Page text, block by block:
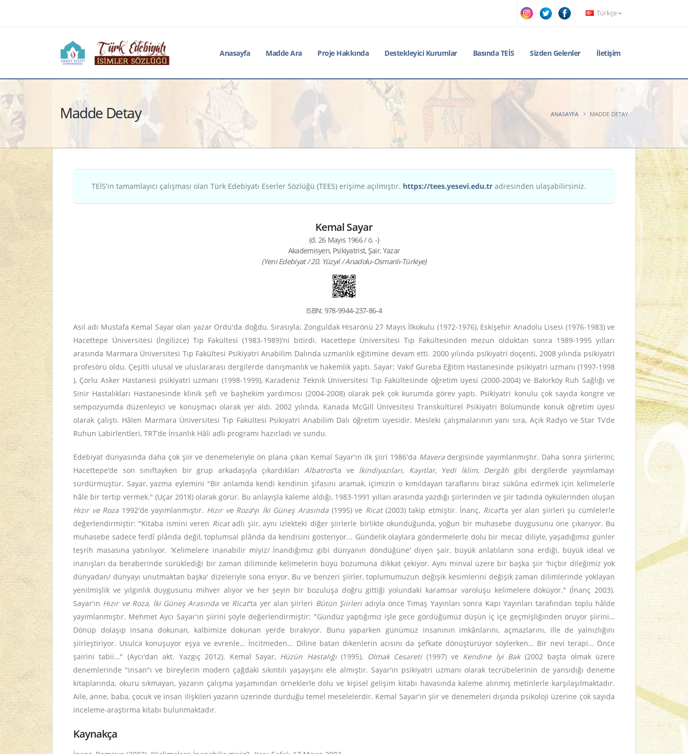
Türkçe
Anasayfa Madde Ara Proje Hakkında Destekleyici Kurumlar Basında TEİS Sizden Gelenler İletişim
Madde Detay ANASAYFA MADDE DETAY
TEİS'in tamamlayıcı çalışması olan Türk Edebiyatı Eserler Sözlüğü (TEES) erişime açılmıştır. https://tees.yesevi.edu.tr adresinden ulaşabilirsiniz.
Kemal Sayar
(d. 26 Mayıs 1966 / ö. -)
Akademisyen, Psikiyatrist, Şair, Yazar
(Yeni Edebiyat / 20. Yüzyıl / Anadolu-Osmanlı-Türkiye)
ISBN: 978-9944-237-86-4
Asıl adı Mustafa Kemal Sayar olan yazar Ordu'da doğdu. Sırasıyla; Zonguldak Hisarönü 27 Mayıs İlkokulu (1972-1976), Eskişehir Anadolu Lisesi (1976-1983) ve
Hacettepe Üniversitesi (İngilizce) Tıp Fakültesi (1983-1989)'ni bitirdi. Hacettepe Üniversitesi Tıp Fakültesinden mezun olduktan sonra 1989-1995 yılları
arasında Marmara Üniversitesi Tıp Fakültesi Psikiyatri Anabilim Dalında uzmanlık eğitimine devam etti. 2000 yılında psikiyatri doçenti, 2008 yılında psikiyatri
profesörü oldu. Çeşitli ulusal ve uluslararası dergilerde danışmanlık ve hakemlik yaptı. Sayar; Vakıf Gureba Eğitim Hastanesinde psikiyatri uzmanı (1997-1998
), Çorlu Asker Hastanesi psikiyatri uzmanı (1998-1999), Karadeniz Teknik Üniversitesi Tıp Fakültesinde öğretim üyesi (2000-2004) ve Bakırköy Ruh Sağlığı ve
Sinir Hastalıkları Hastanesinde klinik şefi ve başhekim yardımcısı (2004-2008) olarak pek çok kurumda görev yaptı. Psikiyatri konulu çok sayıda kongre ve
sempozyumda düzenleyici ve konuşmacı olarak yer aldı. 2002 yılında, Kanada McGill Ünivesitesi Transkültürel Psikiyatri Bölümünde konuk öğretim üyesi
olarak çalıştı. Hâlen Marmara Üniversitesi Tıp Fakültesi Psikiyatri Anabilim Dalı öğretim üyesidir. Mesleki çalışmalarının yanı sıra, Açık Radyo ve Star Tv’de
Ruhun Labirlentleri, TRT’de İnsanlık Hâli adlı programı hazırladı ve sundu.
Edebiyat dünyasında daha çok şiir ve denemeleriyle ön plana çıkan Kemal Sayar'ın ilk şiiri 1986'da Maveradergisinde yayımlanmıştır. Daha sonra şiirlerini;
Hacettepe’de son sınıftayken bir grup arkadaşıyla çıkardıkları Albatros'ta ve İkindiyazıları, Kayıtlar, Yedi İklim, Dergâh gibi dergilerde yayımlamayı
sürdürmüştür. Sayar, yazma eylemini "Bir anlamda kendi kendinin şifasını aramak, içimizin o kımıldayan taraflarını biraz sükûna edirmek için kelimelerle
hâle bir tertip vermek." (Uçar 2018) olarak görür. Bu anlayışla kaleme aldığı, 1983-1991 yılları arasında yazdığı şiirlerinden ve şiir tadında öykülerinden oluşan
Hızır ve Roza 1992'de yayımlanmıştır. Hızır ve Roza'yı İki Güneş Arasında (1995) ve Ricat(2003) takip etmiştir. İnanç, Ricat'ta yer alan şiirleri şu cümlelerle
değerlendirmiştir: "Kitaba ismini veren Ricatadlı şiir, aynı izlekteki diğer şiirlerle birlikte okunduğunda, yoğun bir muhasebe duygusunu öne çıkarıyor. Bu
muhasebe sadece ferdî plânda değil, toplumsal plânda da kendisini gösteriyor... Gündelik olaylara göndermelerle dolu bir mecaz diliyle, yaşadığımız günler
teşrih masasına yatırılıyor. 'Kelimelere inanabilir miyiz/ İnandığımız gibi dünyanın döndüğüne' diyen şair, büyük anlatıların sona erdiği, büyük ideal ve
inanışları da beraberinde sürüklediği bir zaman diliminde kelimelerin büyü bozumuna dikkat çekiyor. Aynı minval üzere bir başka şiir 'hiçbir dileğimiz yok
dünyadan/ dünyayı unutmaktan başka' dizeleriyle sona eriyor. Bu ve benzeri şiirler, toplumumuzun değişik kesimlerini değişik zaman dilimlerinde yoklayan
yenilmişlik ve yılgınlık duygusunu mihver alıyor ve her şeyin bir bozuluşa doğru gittiği yolundaki karamsar varoluşu kelimelere döküyor." (İnanç 2003).
Sayar'ın Hızır ve Roza, İki Güneş Arasında ve Ricat'ta yer alan şiirleri Bütün Şiirleri adıyla önce Timaş Yayınları sonra Kapı Yayınları tarafından toplu hâlde
yayımlanmıştır. Mehmet Aycı Sayar'ın şiirini şöyle değerlendirmiştir: "Gündüz yaptığımız işle gece gördüğümüz düşün iç içe geçmişliğinden örüyor şiirini…
Dönüp dolaşıp insana dokunan, kalbimize dokunan yerde bırakıyor. Bunu yaparken günümüz insanının imkânlarını, açmazlarını, ille de yalnızlığını
şiirleştiriyor. Usulca konuşuyor eşya ve evrenle… İncitmeden… Diline batan dikenlerin acısını da şefkate dönüştürüyor söylerken… Bir nevi terapi… Önce
şairini tabii…" (Aycı'dan akt. Yazgıç 2012). Kemal Sayar, Hüzün Hastalığı(1995), Olmak Cesareti(1997) ve Kendine İyi Bak(2002 başta olmak üzere
denemlerinde "insan"ı ve bireylerin modern çağdaki sıkıntılı yaşayışını ele almıştır. Sayar'ın psikiyatri uzmanı olarak tecrübelerinin de yansıdığı deneme
kitaplarında, okuru sıkmayan, yazarın çalışma yaşamından örneklerle dolu ve kişisel gelişim kitabı havasında kaleme alınmış metinlerle karşılaşılmaktadır.
Aile, anne, baba, çocuk ve insan ilişkileri yazarın üzerinde durduğu temel meselelerdir. Kemal Sayar'ın şiir ve denemeleri dışında psikoloji üzerine çok sayıda
inceleme-araştırma kitabı bulunmaktadır.
Kaynakça